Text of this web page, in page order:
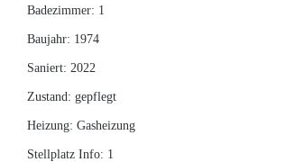
Badezimmer: 1
Baujahr: 1974
Saniert: 2022
Zustand: gepflegt
Heizung: Gasheizung
Stellplatz Info: 1